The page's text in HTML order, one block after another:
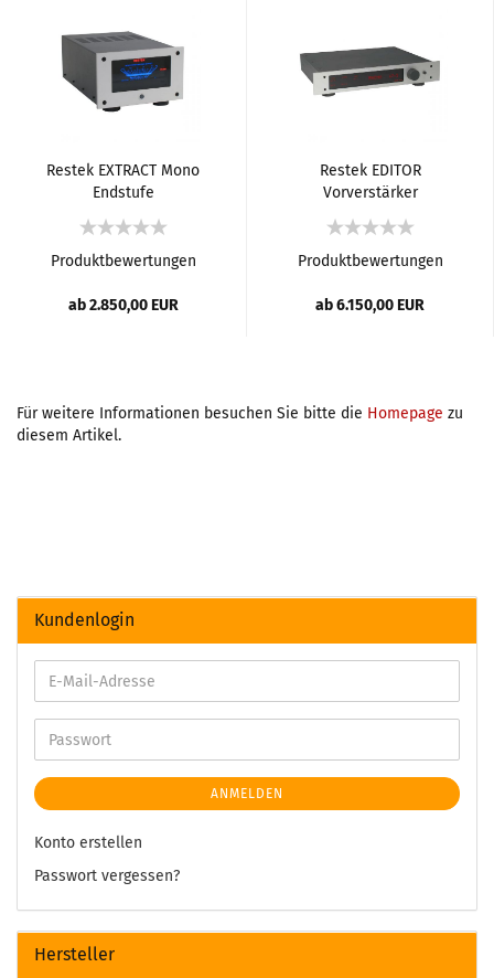
Restek EXTRACT Mono
Endstufe
Produktbewertungen
ab 2.850,00 EUR
Restek EDITOR
Vorverstärker
Produktbewertungen
ab 6.150,00 EUR
Für weitere Informationen besuchen Sie bitte die Homepage zu
diesem Artikel.
Kundenlogin
ANMELDEN
Konto erstellen
Passwort vergessen?
Hersteller